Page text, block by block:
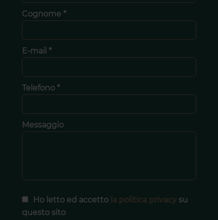
Cognome *
E-mail *
Telefono *
Messaggio
Ho letto ed accetto la politica privacysu
questo sito